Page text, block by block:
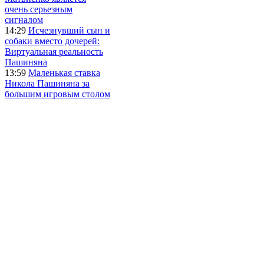
очень серьезным
сигналом
14:29 Исчезнувший сын и
собаки вместо дочерей:
Виртуальная реальность
Пашиняна
13:59 Маленькая ставка
Никола Пашиняна за
большим игровым столом